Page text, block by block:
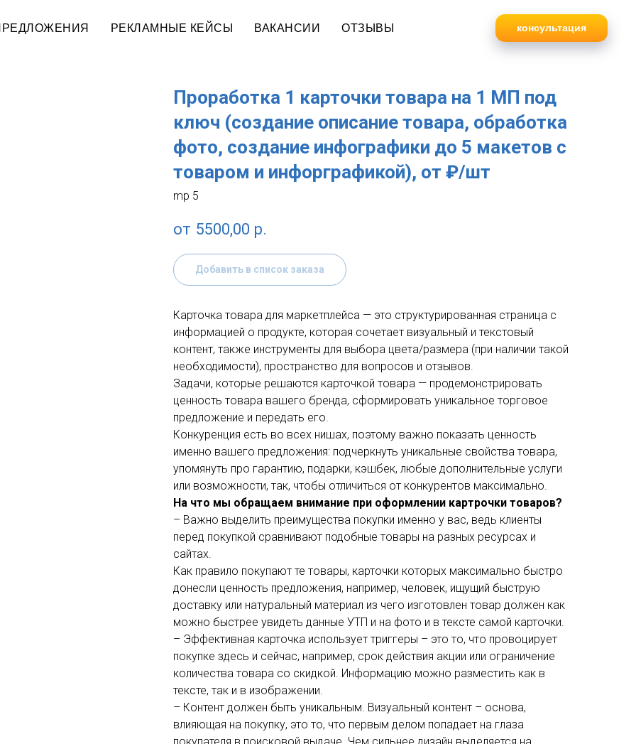
РЕКЛАМНЫЕ КЕЙСЫ ВАКАНСИИ ОТЗЫВЫ консультация
Проработка 1 карточки товара на 1 МП под
ключ (создание описание товара, обработка
фото, создание инфографики до 5 макетов с
товаром и инфорграфикой), от ₽/шт
mp 5
5500,00 р.
Добавить в список заказа
Карточка товара для маркетплейса — это структурированная страница с
информацией о продукте, которая сочетает визуальный и текстовый
контент, также инструменты для выбора цвета/размера (при наличии такой
необходимости), пространство для вопросов и отзывов.
Задачи, которые решаются карточкой товара — продемонстрировать
ценность товара вашего бренда, сформировать уникальное торговое
предложение и передать его.
Конкуренция есть во всех нишах, поэтому важно показать ценность
именно вашего предложения: подчеркнуть уникальные свойства товара,
упомянуть про гарантию, подарки, кэшбек, любые дополнительные услуги
или возможности, так, чтобы отличиться от конкурентов максимально.
На что мы обращаем внимание при оформлении картрочки товаров?
– Важно выделить преимущества покупки именно у вас, ведь клиенты
перед покупкой сравнивают подобные товары на разных ресурсах и
сайтах.
Как правило покупают те товары, карточки которых максимально быстро
донесли ценность предложения, например, человек, ищущий быструю
доставку или натуральный материал из чего изготовлен товар должен как
можно быстрее увидеть данные УТП и на фото и в тексте самой карточки.
– Эффективная карточка использует триггеры – это то, что провоцирует
покупке здесь и сейчас, например, срок действия акции или ограничение
количества товара со скидкой. Информацию можно разместить как в
тексте, так и в изображении.
– Контент должен быть уникальным. Визуальный контент – основа,
влияющая на покупку, это то, что первым делом попадает на глаза
покупателя в поисковой выдаче. Чем сильнее дизайн выделяется на